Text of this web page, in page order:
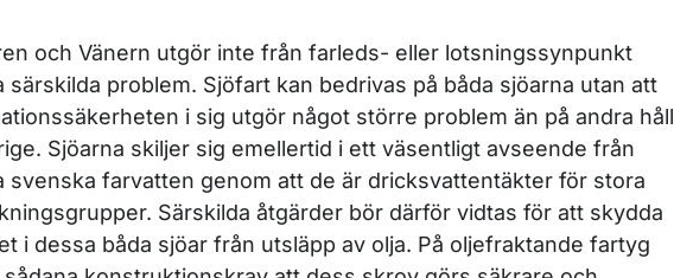
Luft- och bränslekvalitet
Olja
och Vänern utgör inte från farleds- eller lotsningssynpunkt
särskilda problem. Sjöfart kan bedrivas på båda sjöarna utan att
i sig utgör något större problem än på andra håll
Sjöarna skiljer sig emellertid i ett väsentligt avseende från
svenska farvatten genom att de är dricksvattentäkter för stora
Särskilda åtgärder bör därför vidtas för att skydda
i dessa båda sjöar från utsläpp av olja. På oljefraktande fartyg